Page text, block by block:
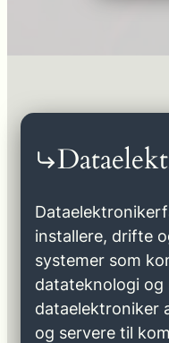
installere, drifte
systemer som
datateknologi og
dataelektroniker
og servere til